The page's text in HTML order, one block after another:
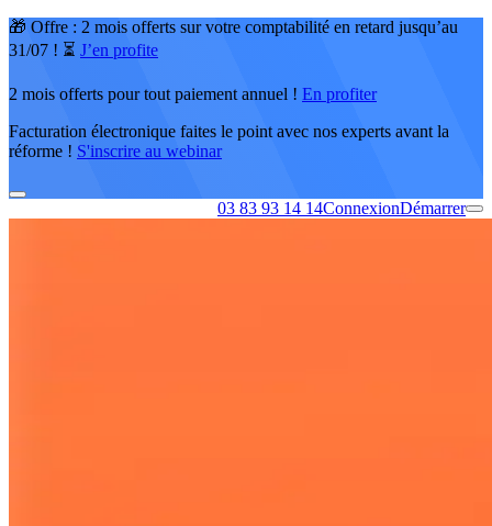
🎁 Offre : 2 mois offerts sur votre comptabilité en retard jusqu’au
31/07 ! ⏳ J’en profite
2 mois offerts pour tout paiement annuel ! En profiter
Facturation électronique faites le point avec nos experts avant la
réforme ! S'inscrire au webinar
03 83 93 14 14ConnexionDémarrer